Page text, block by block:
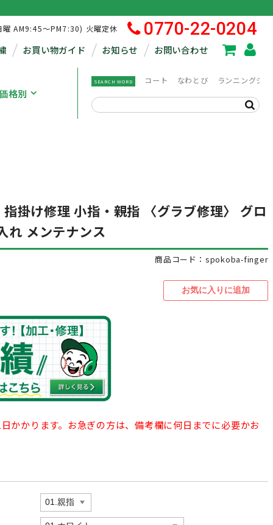
AM9:45～PM7:30) 火曜定休
0770-22-0204
お買い物ガイド お知らせ お問い合わせ
格別
SEARCH WORD コート なわとび ランニングシ
掛け修理 小指・親指 〈グラブ修理〉 グロ
れ メンテナンス
商品コード：spokoba-finger
かかります。お急ぎの方は、備考欄に何日までに必要かお